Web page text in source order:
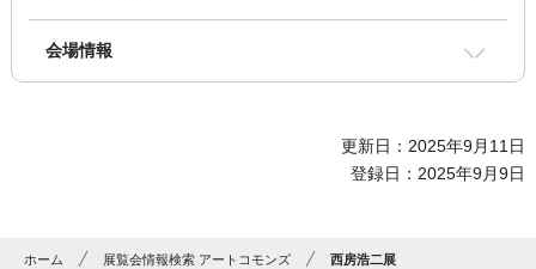
会場情報
更新日：2025年9月11日
登録日：2025年9月9日
ホーム 展覧会情報検索 アートコモンズ 西房浩二展